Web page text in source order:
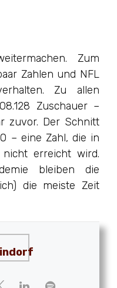
Zum
Zahlen und NFL
Zu allen
Zuschauer –
zuvor. Der Schnitt
– eine Zahl, die in
erreicht wird.
bleiben die
die meiste Zeit